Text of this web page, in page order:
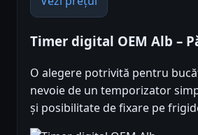
Timer digital OEM Alb –
O alegere potrivită pentru
nevoie de un temporizator
și posibilitate de fixare pe